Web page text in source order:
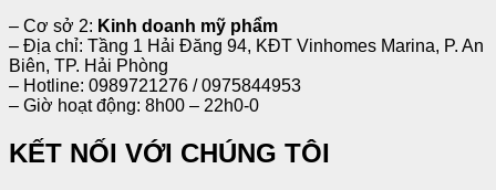
– Cơ sở 2: Kinh doanh mỹ phẩm
– Địa chỉ: Tầng 1 Hải Đăng 94, KĐT Vinhomes Marina, P. An
Biên, TP. Hải Phòng
– Hotline: 0989721276 / 0975844953
– Giờ hoạt động: 8h00 – 22h0-0
KẾT NỐI VỚI CHÚNG TÔI